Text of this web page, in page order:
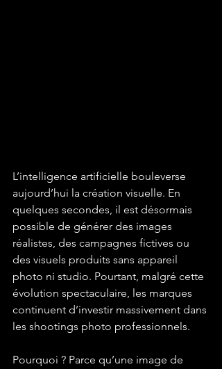
L’intelligence artificielle bouleverse
aujourd’hui la création visuelle. En
quelques secondes, il est désormais
possible de générer des images
réalistes, des campagnes fictives ou
des visuels produits sans appareil
photo ni studio. Pourtant, malgré cette
évolution spectaculaire, les marques
continuent d’investir massivement dans
les shootings photo professionnels.
Pourquoi ? Parce qu’une image de